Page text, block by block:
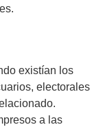
existían los
electorales
a las